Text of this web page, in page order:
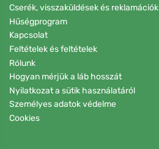
Cserék, visszaküldések és reklamációk
Hűségprogram
Kapcsolat
Feltételek és feltételek
Rólunk
Hogyan mérjük a láb hosszát
Nyilatkozat a sütik használatáról
Személyes adatok védelme
Cookies